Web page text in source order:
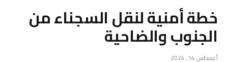
خطة أمنية لنقل السجناء من
الجنوب والضاحية
أغسطس 14, 2024